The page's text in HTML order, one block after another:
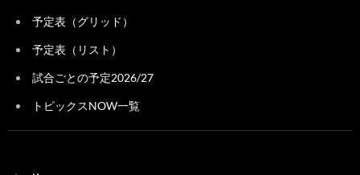
予定表（グリッド）
予定表（リスト）
試合ごとの予定2026/27
トピックスNOW一覧